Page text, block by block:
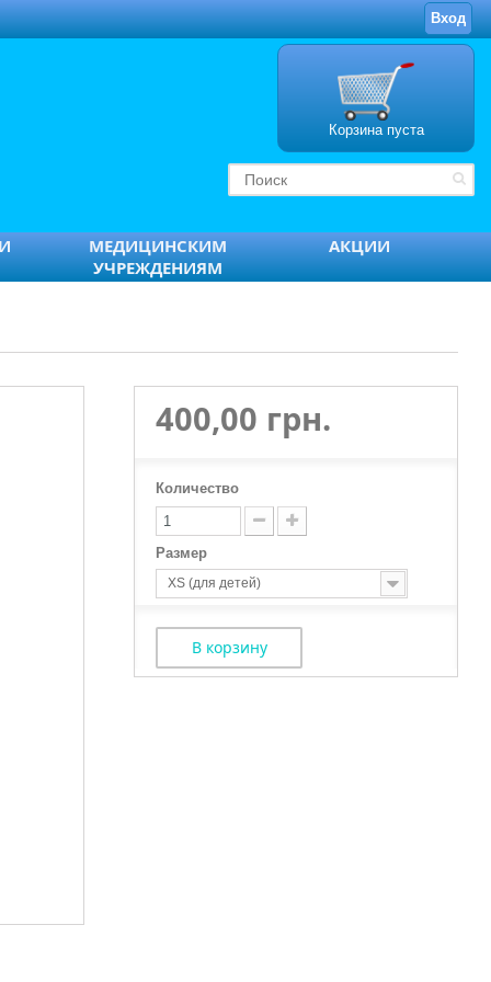
Вход
Корзина пуста
МЕДИЦИНСКИМ
УЧРЕЖДЕНИЯМ
АКЦИИ
400,00 грн.
Количество
Размер
XS (для детей)
В корзину